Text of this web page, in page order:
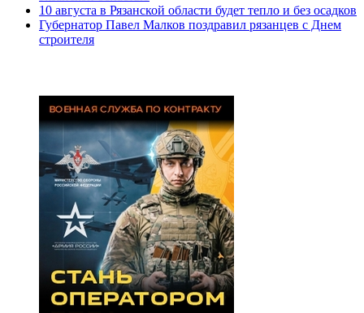
10 августа в Рязанской области будет тепло и без осадков
Губернатор Павел Малков поздравил рязанцев с Днем
строителя